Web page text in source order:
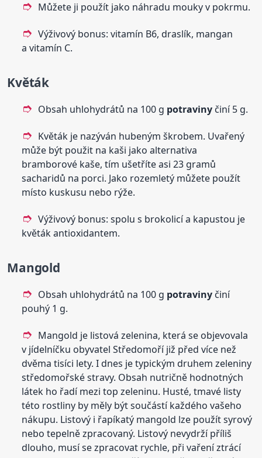
Můžete ji použít jako náhradu mouky v pokrmu.
Výživový bonus: vitamín B6, draslík, mangan
a vitamín C.
Květák
Obsah uhlohydrátů na 100 g potraviny činí 5 g.
Květák je nazýván hubeným škrobem. Uvařený
může být použit na kaši jako alternativa
bramborové kaše, tím ušetříte asi 23 gramů
sacharidů na porci. Jako rozemletý můžete použít
místo kuskusu nebo rýže.
Výživový bonus: spolu s brokolicí a kapustou je
květák antioxidantem.
Mangold
Obsah uhlohydrátů na 100 g potraviny činí
pouhý 1 g.
Mangold je listová zelenina, která se objevovala
v jídelníčku obyvatel Středomoří již před více než
dvěma tisíci lety. I dnes je typickým druhem zeleniny
středomořské stravy. Obsah nutričně hodnotných
látek ho řadí mezi top zeleninu. Husté, tmavé listy
této rostliny by měly být součástí každého vašeho
nákupu. Listový i řapíkatý mangold lze použít syrový
nebo tepelně zpracovaný. Listový nevydrží příliš
dlouho, musí se zpracovat rychle, při vaření ztrácí